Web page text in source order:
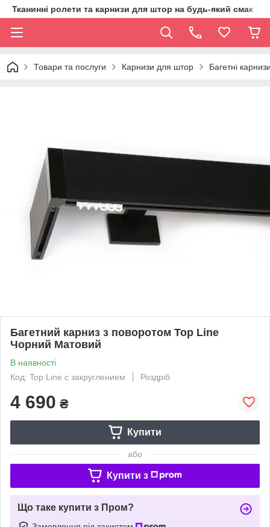
Тканинні ролети та карнизи для штор на будь-який смак
Товари та послуги Карнизи для штор Багетні
Багетний карниз з поворотом Top Line
Чорний Матовий
В наявності
Код: Top Line с закруглением
Роздріб
4 690 ₴
Купити
або
Купити з
Що таке купити з Пром?